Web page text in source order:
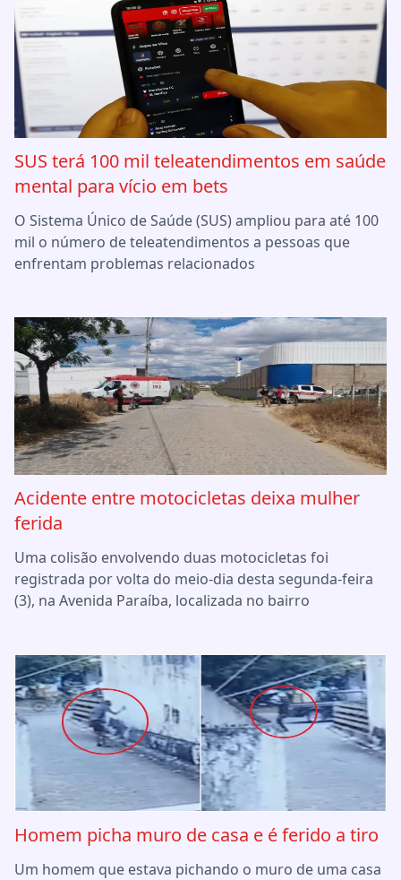
SUS terá 100 mil teleatendimentos em saúde
mental para vício em bets
O Sistema Único de Saúde (SUS) ampliou para até 100
mil o número de teleatendimentos a pessoas que
enfrentam problemas relacionados
Acidente entre motocicletas deixa mulher
ferida
Uma colisão envolvendo duas motocicletas foi
registrada por volta do meio-dia desta segunda-feira
(3), na Avenida Paraíba, localizada no bairro
Homem picha muro de casa e é ferido a tiro
Um homem que estava pichando o muro de uma casa